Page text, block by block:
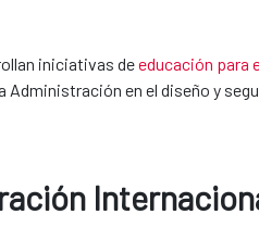
iniciativas deeducación para
Administración en el diseño y